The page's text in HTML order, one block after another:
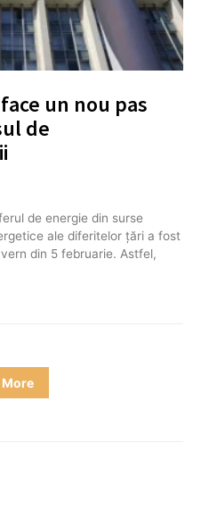
un nou pas
de
de energie din surse
ale diferitelor țări a fost
din 5 februarie. Astfel,
More